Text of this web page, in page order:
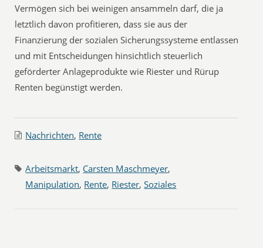
Vermögen sich bei weinigen ansammeln darf, die ja
letztlich davon profitieren, dass sie aus der
Finanzierung der sozialen Sicherungssysteme entlassen
und mit Entscheidungen hinsichtlich steuerlich
geförderter Anlageprodukte wie Riester und Rürup
Renten begünstigt werden.
Nachrichten, Rente
Arbeitsmarkt, Carsten Maschmeyer,
Manipulation, Rente, Riester,Soziales